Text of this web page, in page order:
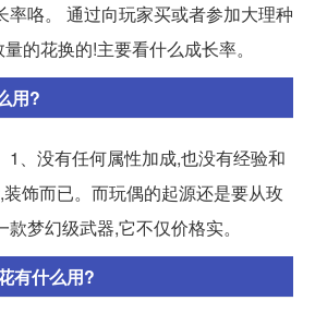
率咯。 通过向玩家买或者参加大理种
的花换的!主要看什么成长率。
用?
1、没有任何属性加成,也没有经验和
饰而已。而玩偶的起源还是要从玫
梦幻级武器,它不仅价格实。
有什么用?